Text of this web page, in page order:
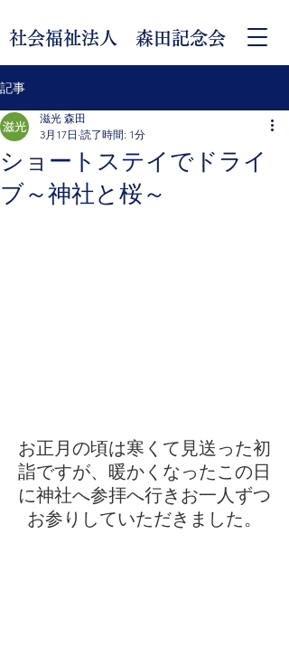
社会福祉法人 森田記念会
記事
ショートステイでドライ
ブ～神社と桜～
滋光 森田
3月17日 読了時間: 1分
お正月の頃は寒くて見送った初
詣ですが、暖かくなったこの日
に神社へ参拝へ行きお一人ずつ
お参りしていただきました。